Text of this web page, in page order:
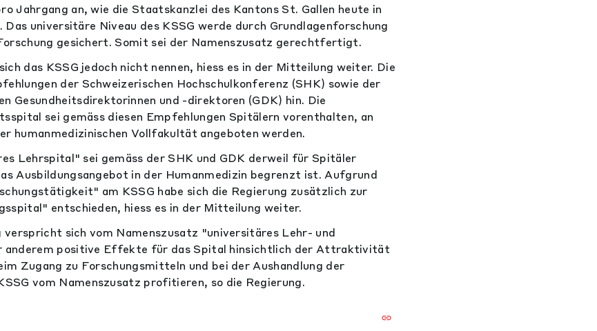
Jahrgang an, wie die Staatskanzlei des Kantons St. Gallen heute in
universitäre Niveau des KSSG werde durch Grundlagenforschung
gesichert. Somit sei der Namenszusatz gerechtfertigt.
das KSSG jedoch nicht nennen, hiess es in der Mitteilung weiter. Die
der Schweizerischen Hochschulkonferenz (SHK) sowie der
Gesundheitsdirektorinnen und -direktoren (GDK) hin. Die
sei gemäss diesen Empfehlungen Spitälern vorenthalten, an
humanmedizinischen Vollfakultät angeboten werden.
Lehrspital" sei gemäss der SHK und GDK derweil für Spitäler
Ausbildungsangebot in der Humanmedizin begrenzt ist. Aufgrund
am KSSG habe sich die Regierung zusätzlich zur
entschieden, hiess es in der Mitteilung weiter.
verspricht sich vom Namenszusatz "universitäres Lehr- und
anderem positive Effekte für das Spital hinsichtlich der Attraktivität
Zugang zu Forschungsmitteln und bei der Aushandlung der
vom Namenszusatz profitieren, so die Regierung.